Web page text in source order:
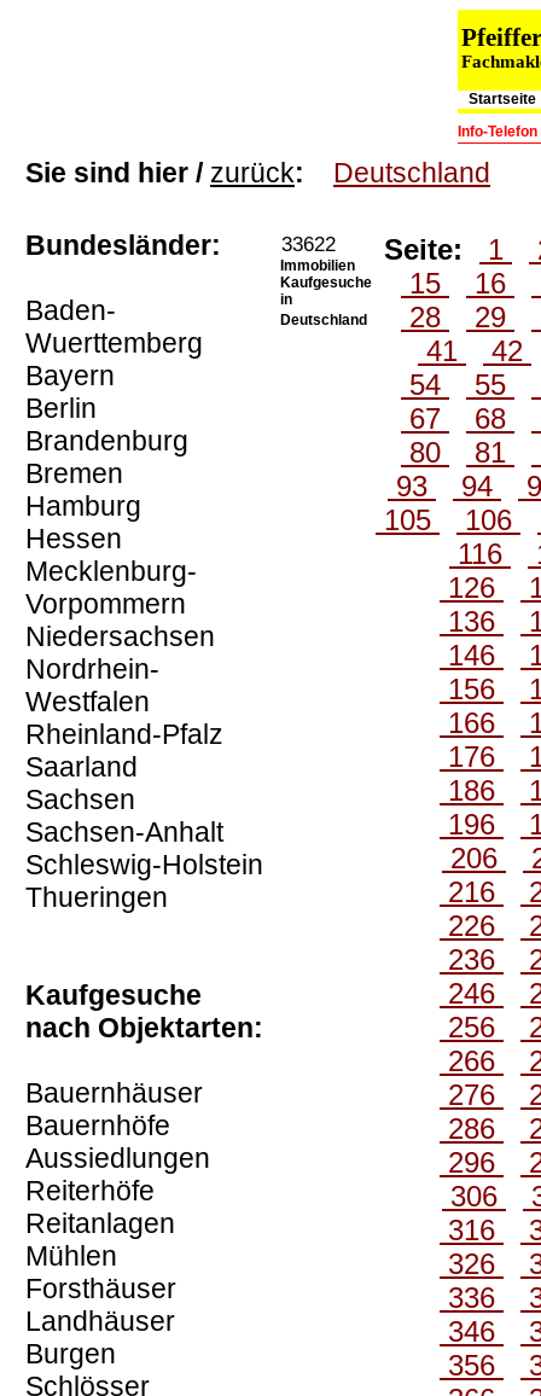
Startseite
Info-
Sie sind hier / zurück: Deutschland
Bundesländer:
Baden-
Wuerttemberg
Bayern
Berlin
Brandenburg
Bremen
Hamburg
Hessen
Mecklenburg-
Vorpommern
Niedersachsen
Nordrhein-
Westfalen
Rheinland-Pfalz
Saarland
Sachsen
Sachsen-Anhalt
Schleswig-Holstein
Thueringen
Kaufgesuche
nach Objektarten:
Bauernhäuser
Bauernhöfe
Aussiedlungen
Reiterhöfe
Reitanlagen
Mühlen
Forsthäuser
Landhäuser
Burgen
Schlösser
33622
Immobilien
Kaufgesuche
in
Deutschland
Seite: 1
15
16
28
29
41
42
54
55
67
68
80
81
93
94
105
106
116
126
136
146
156
166
176
186
196
206
216
226
236
246
256
266
276
286
296
306
316
326
336
346
356